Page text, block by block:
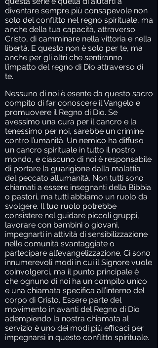
diventare sempre più consapevole non
solo del conflitto nel regno spirituale, ma
anche della tua capacità, attraverso
Cristo, di camminare nella vittoria e nella
libertà. E questo non è solo per te, ma
anche per gli altri che sentiranno
l’impatto del regno di Dio attraverso di
te.
Nessuno di noi è esente da questo sacro
compito di far conoscere il Vangelo e
promuovere il Regno di Dio. Se
avessimo una cura per il cancro e la
tenessimo per noi, sarebbe un crimine
contro l’umanità. Un nemico ha diffuso
un cancro spirituale in tutto il nostro
mondo, e ciascuno di noi è responsabile
di portare la guarigione dalla malattia
del peccato all’umanità. Non tutti sono
chiamati a essere insegnanti della Bibbia
o pastori, ma tutti abbiamo un ruolo da
svolgere. Il tuo ruolo potrebbe
consistere nel guidare piccoli gruppi,
lavorare con bambini o giovani,
impegnarti in attività di sensibilizzazione
nelle comunità svantaggiate o
partecipare all’evangelizzazione. Ci sono
innumerevoli modi in cui il Signore vuole
coinvolgerci, ma il punto principale è
che ognuno di noi ha un compito unico
e una chiamata specifica all’interno del
corpo di Cristo. Essere parte del
movimento in avanti del Regno di Dio
adempiendo la nostra chiamata al
servizio è uno dei modi più efficaci per
impegnarsi in questo conflitto spirituale.